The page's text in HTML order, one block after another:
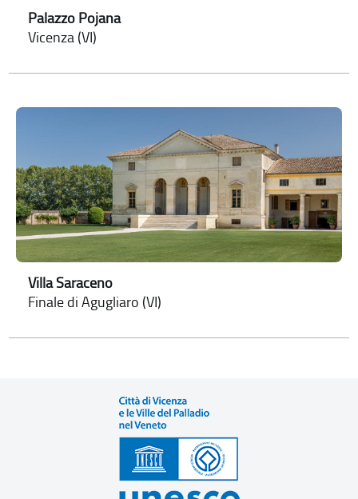
Palazzo Pojana
Vicenza (VI)
Villa Saraceno
Finale di Agugliaro (VI)